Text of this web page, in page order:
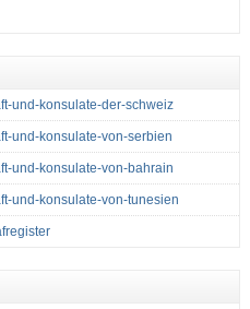
und-konsulate-der-schweiz
und-konsulate-von-serbien
und-konsulate-von-bahrain
und-konsulate-von-tunesien